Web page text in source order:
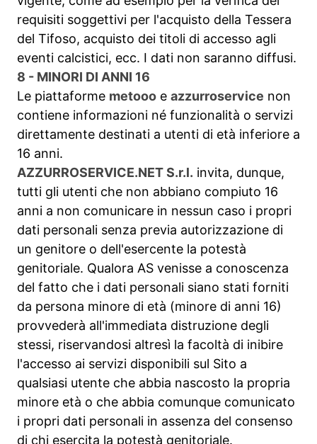
requisiti soggettivi per l'acquisto della Tessera
del Tifoso, acquisto dei titoli di accesso agli
eventi calcistici, ecc. I dati non saranno diffusi.
8 - MINORI DI ANNI 16
Le piattaforme metooo e azzurroservice non
contiene informazioni né funzionalità o servizi
direttamente destinati a utenti di età inferiore a
16 anni.
AZZURROSERVICE.NET S.r.l. invita, dunque,
tutti gli utenti che non abbiano compiuto 16
anni a non comunicare in nessun caso i propri
dati personali senza previa autorizzazione di
un genitore o dell'esercente la potestà
genitoriale. Qualora AS venisse a conoscenza
del fatto che i dati personali siano stati forniti
da persona minore di età (minore di anni 16)
provvederà all'immediata distruzione degli
stessi, riservandosi altresì la facoltà di inibire
l'accesso ai servizi disponibili sul Sito a
qualsiasi utente che abbia nascosto la propria
minore età o che abbia comunque comunicato
i propri dati personali in assenza del consenso
di chi esercita la potestà genitoriale.